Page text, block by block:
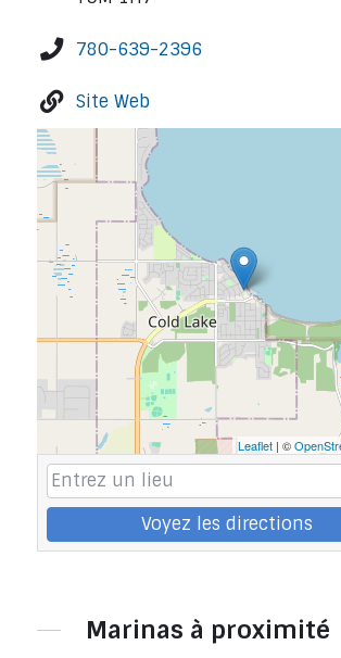
780-639-2396
Site Web
Leaflet | ©
Voyez les directions
Marinas à proximité